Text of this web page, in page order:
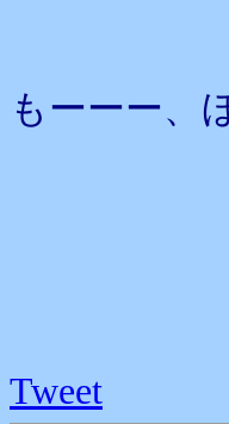
もーーー、
Tweet